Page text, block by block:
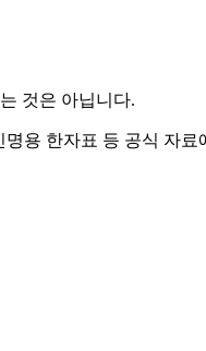
것은 아닙니다.
용 한자표 등 공식 자료